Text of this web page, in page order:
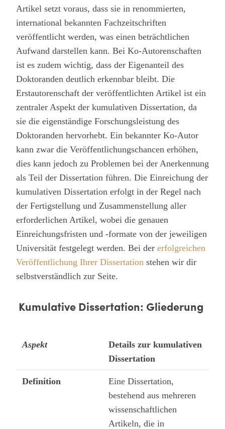
Artikel setzt voraus, dass sie in renommierten,
international bekannten Fachzeitschriften
veröffentlicht werden, was einen beträchtlichen
Aufwand darstellen kann. Bei Ko-Autorenschaften
ist es zudem wichtig, dass der Eigenanteil des
Doktoranden deutlich erkennbar bleibt. Die
Erstautorenschaft der veröffentlichten Artikel ist ein
zentraler Aspekt der kumulativen Dissertation, da
sie die eigenständige Forschungsleistung des
Doktoranden hervorhebt. Ein bekannter Ko-Autor
kann zwar die Veröffentlichungschancen erhöhen,
dies kann jedoch zu Problemen bei der Anerkennung
als Teil der Dissertation führen. Die Einreichung der
kumulativen Dissertation erfolgt in der Regel nach
der Fertigstellung und Zusammenstellung aller
erforderlichen Artikel, wobei die genauen
Einreichungsfristen und -formate von der jeweiligen
Universität festgelegt werden. Bei der erfolgreichen
Veröffentlichung Ihrer Dissertation stehen wir dir
selbstverständlich zur Seite.
Kumulative Dissertation: Gliederung
Aspekt
Details zur kumulativen
Dissertation
Definition
Eine Dissertation,
bestehend aus mehreren
wissenschaftlichen
Artikeln, die in